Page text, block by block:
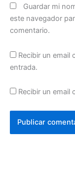
Guardar mi
este navegador
comentario.
Recibir un email
entrada.
Recibir un email